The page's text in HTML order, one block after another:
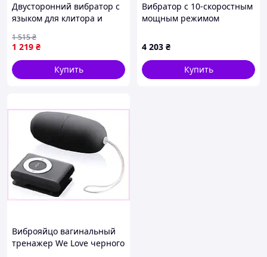
Двусторонний вибратор с
языком для клитора и
водонепроницаемый 24
режима вибрации
розовый
1 219 ₴
1 515₴
Купить
Вибратор с 10-скоростным
мощным режимом
стимулятор клитора и
точки G, массажер для
сосков, вагинальная,
анальная
4 203 ₴
Купить
Виброяйцо вагинальный
тренажер We Love черного